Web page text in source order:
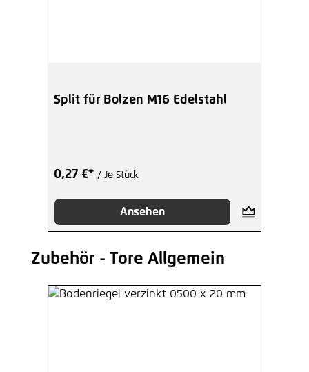
Split für Bolzen M16 Edelstahl
0,27 €* / Je Stück
Ansehen
Produktgalerie überspringen
Zubehör - Tore Allgemein